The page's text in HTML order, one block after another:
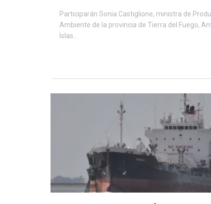
Participarán Sonia Castiglione, ministra de
Ambiente de la provincia de Tierra del Fuego,
Islas...